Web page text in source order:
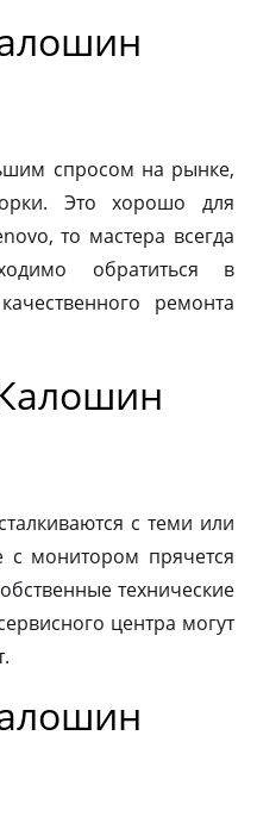
спросом на рынке,
Это хорошо для
то мастера всегда
обратиться в
ремонта
с теми или
монитором прячется
технические
центра могут